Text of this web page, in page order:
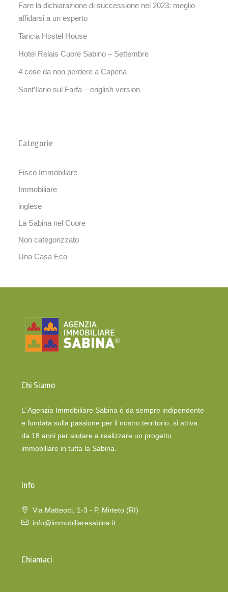
Fare la dichiarazione di successione nel 2023: meglio
affidarsi a un esperto
Tancia Hostel House
Hotel Relais Cuore Sabino – Settembre
4 cose da non perdere a Capena
Sant’Ilario sul Farfa – english version
Categorie
Fisco Immobiliare
Immobiliare
inglese
La Sabina nel Cuore
Non categorizzato
Una Casa Eco
Chi Siamo
L’ Agenzia Immobiliare Sabina è da sempre indipendente
e fondata sulla passione per il nostro territorio, si attiva
da 18 anni per aiutare a realizzare un progetto
immobiliare in tutta la Sabina.
Info
Via Matteotti, 1-3 - P. Mirteto (RI)
info@immobiliaresabina.it
Chiamaci